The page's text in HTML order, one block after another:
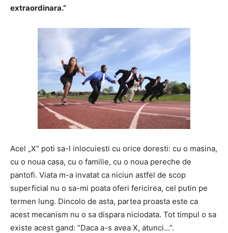
extraordinara.”
Acel „X” poti sa-l inlocuiesti cu orice doresti: cu o masina,
cu o noua casa, cu o familie, cu o noua pereche de
pantofi. Viata m-a invatat ca niciun astfel de scop
superficial nu o sa-mi poata oferi fericirea, cel putin pe
termen lung. Dincolo de asta, partea proasta este ca
acest mecanism nu o sa dispara niciodata. Tot timpul o sa
existe acest gand: “Daca a-s avea X, atunci…”.